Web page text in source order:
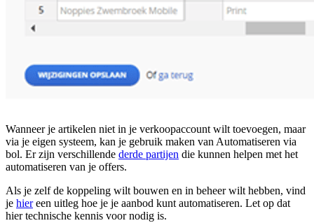
Wanneer je artikelen niet in je verkoopaccount wilt toevoegen, maar
via je eigen systeem, kan je gebruik maken van Automatiseren via
bol. Er zijn verschillende derde partijen die kunnen helpen met het
automatiseren van je offers.
Als je zelf de koppeling wilt bouwen en in beheer wilt hebben, vind
je hiereen uitleg hoe je je aanbod kunt automatiseren. Let op dat
hier technische kennis voor nodig is.